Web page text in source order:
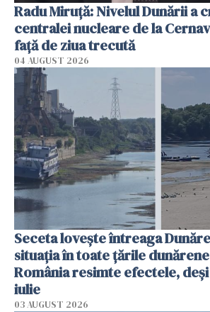
Radu Miruţă: Nivelul Dunării a
centralei nucleare de la
faţă de ziua trecută
04 AUGUST 2026
Seceta lovește întreaga
situația în toate țările
România resimte efectele,
iulie
03 AUGUST 2026